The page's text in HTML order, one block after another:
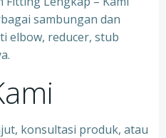
sambungan dan
elbow, reducer, stub
konsultasi produk, atau